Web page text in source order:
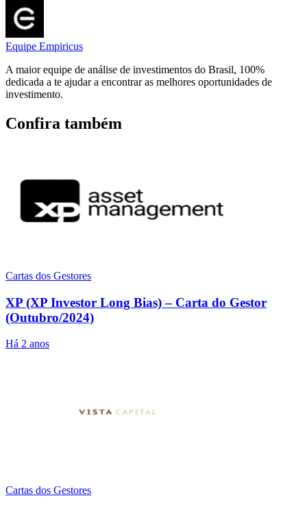
Equipe Empiricus
A maior equipe de análise de investimentos do Brasil, 100%
dedicada a te ajudar a encontrar as melhores oportunidades de
investimento.
Confira também
Cartas dos Gestores
XP (XP Investor Long Bias) – Carta do Gestor
(Outubro/2024)
Há 2 anos
Cartas dos Gestores